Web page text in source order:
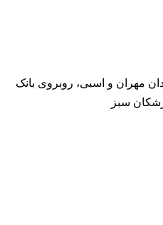
مهران و اسبی، روبروی بانک
سبز